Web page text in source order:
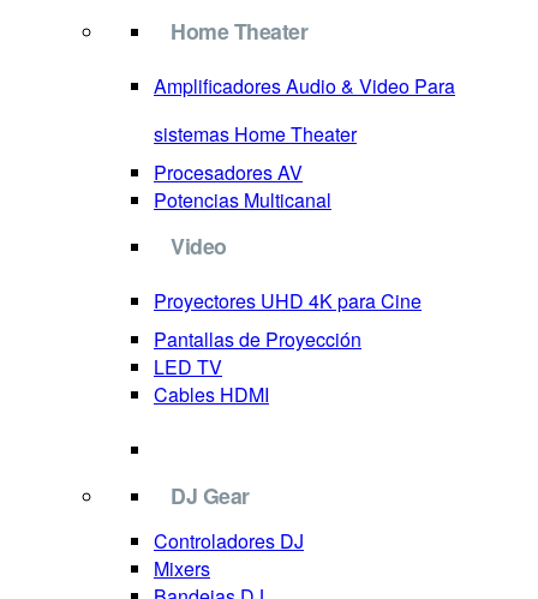
Home Theater
Amplificadores Audio & Video Para
sistemas Home Theater
Procesadores AV
Potencias Multicanal
Video
Proyectores UHD 4K para Cine
Pantallas de Proyección
LED TV
Cables HDMI
DJ Gear
Controladores DJ
Mixers